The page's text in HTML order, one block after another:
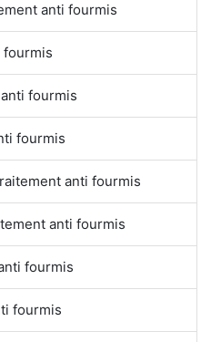
anti fourmis
fourmis
fourmis
fourmis
anti fourmis
anti fourmis
fourmis
fourmis